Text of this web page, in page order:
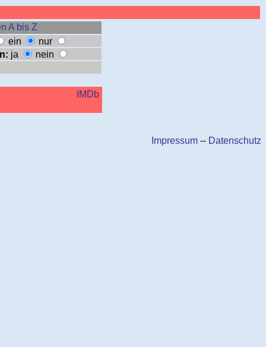
A bis Z
ein
nur
ja nein
IMDb
Impressum -- Datenschutz